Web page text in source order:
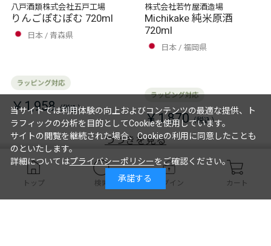
トップ 検索 ログイン カート
八戸酒類株式会社五戸工場
りんごぽむぽむ 720ml
日本 青森県
￥1,958
株式会社若竹屋酒造場
Michikake 純米原酒
720ml
日本 福岡県
￥1,870
つづきを見る
（1〜12件）
46件
当サイトでは利用体験の向上およびコンテンツの最適な提供、ト
ラフィックの分析を目的としてCookieを使用しています。
サイトの閲覧を継続された場合、Cookieの利用に同意したことも
のといたします。
詳細についてはプライバシーポリシーをご確認ください。
承諾する